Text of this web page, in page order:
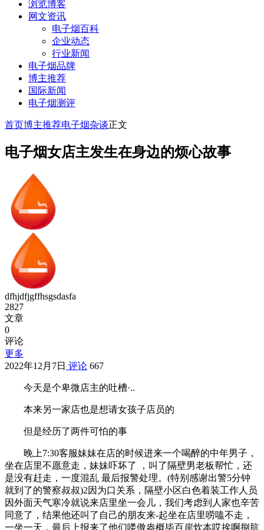
浏览博客
网文资讯
电子烟百科
企业动态
行业新闻
电子烟品牌
博主推荐
国际新闻
电子烟测评
首页博主推荐电子烟杂谈正文
电子烟女店主发生在身边的烦心故事
dfhjdfjgffhsgsdasfa
2827
文章
0
评论
更多
2022年12月7日 评论 667
今天是个卑微店主的吐槽·..
本来另一家店也是想请女孩子店员的
但是经历了两件可怕的事
晚上7:30客服妹妹在店的时候进来一个喝醉的中年男子，
坐在店里不愿意走，妹妹吓坏了 ，叫了隔壁男老板帮忙，还
是没有赶走，一度混乱 最后报警处理。(特别感谢出警5分钟
就到了的警察叔叔)2因为口关系，隔壁小区白色着装工作人员
因外面天气寒冷就说来店里坐一会儿，我们考虑到人家也辛苦
同意了，结果他还叫了自己的朋友来-起坐在店里唠嗑不走，
一坐一天，最后上报来了他们喽傲盎概毕百岸炊本哎挨啊捌肮